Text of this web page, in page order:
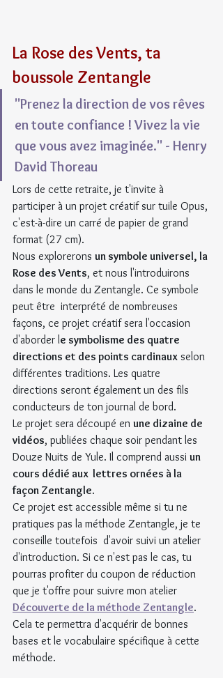
La Rose des Vents, ta
boussole Zentangle
"Prenez la direction de vos rêves
en toute confiance ! Vivez la vie
que vous avez imaginée." - Henry
David Thoreau
Lors de cette retraite, je t'invite à
participer à un projet créatif sur tuile Opus,
c'est-à-dire un carré de papier de grand
format (27 cm).
Nous explorerons un symbole universel, la
Rose des Vents, et nous l'introduirons
dans le monde du Zentangle. Ce symbole
peut être  interprété de nombreuses
façons, ce projet créatif sera l'occasion
d'aborder le symbolisme des quatre
directions et des points cardinaux selon
différentes traditions. Les quatre
directions seront également un des fils
conducteurs de ton journal de bord.
Le projet sera découpé en une dizaine de
vidéos, publiées chaque soir pendant les
Douze Nuits de Yule. Il comprend aussi un
cours dédié aux  lettres ornées à la
façon Zentangle.
Ce projet est accessible même si tu ne
pratiques pas la méthode Zentangle, je te
conseille toutefois  d'avoir suivi un atelier
d'introduction. Si ce n'est pas le cas, tu
pourras profiter du coupon de réduction
que je t'offre pour suivre mon atelier
Découverte de la méthode Zentangle.
Cela te permettra d'acquérir de bonnes
bases et le vocabulaire spécifique à cette
méthode.